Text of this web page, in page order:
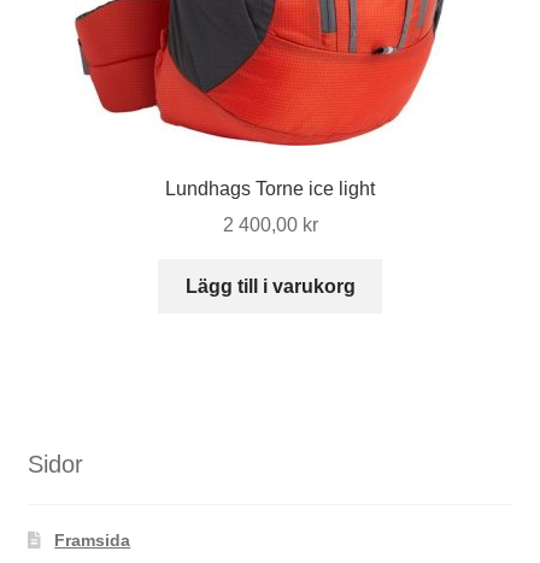
Lundhags Torne ice light
2 400,00 kr
Lägg till i varukorg
Sidor
Framsida